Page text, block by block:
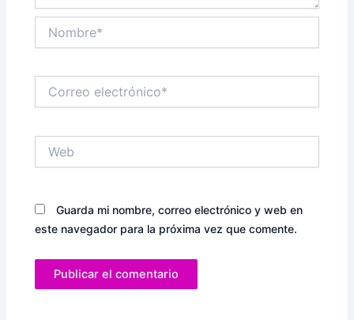
electrónico*
Guarda mi nombre, correo electrónico y web en
este navegador para la próxima vez que comente.